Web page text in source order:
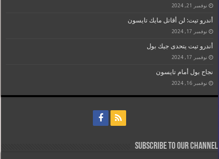
نوفمبر 21, 2024
أندرو تيت: لن أقاتل مايك تايسون
نوفمبر 17, 2024
أندرو تيت يتحدى جيك بول
نوفمبر 17, 2024
نجاح بول أمام تايسون
نوفمبر 16, 2024
Subscribe to our Channel